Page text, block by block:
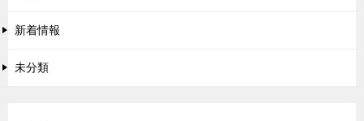
新着情報
未分類